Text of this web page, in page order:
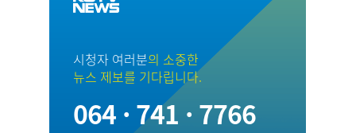
시청자 여러분의 소중한
뉴스 제보를 기다립니다.
064 · 741 · 7766